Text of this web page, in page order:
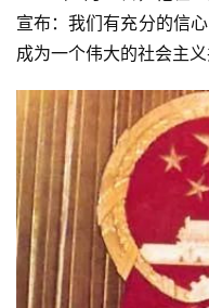
宣布：我们有充分的信
成为一个伟大的社会主义